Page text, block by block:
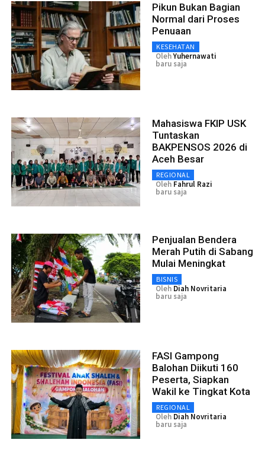
Pikun Bukan Bagian
Normal dari Proses
Penuaan
KESEHATAN
OlehYuhernawati
baru saja
Mahasiswa FKIP USK
Tuntaskan
BAKPENSOS 2026 di
Aceh Besar
REGIONAL
Oleh Fahrul Razi
baru saja
Penjualan Bendera
Merah Putih di Sabang
Mulai Meningkat
BISNIS
Oleh Diah Novritaria
baru saja
FASI Gampong
Balohan Diikuti 160
Peserta, Siapkan
Wakil ke Tingkat Kota
REGIONAL
Oleh Diah Novritaria
baru saja